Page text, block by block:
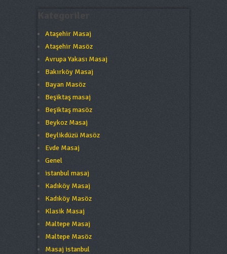
Ataşehir Masaj
Ataşehir Masöz
Avrupa Yakası Masaj
Bakırköy Masaj
Bayan Masöz
Beşiktaş masaj
Beşiktaş masöz
Beykoz Masaj
Beylikdüzü Masöz
Evde Masaj
Genel
istanbul masaj
Kadıköy Masaj
Kadıköy Masöz
Klasik Masaj
Maltepe Masaj
Maltepe Masöz
Masaj istanbul